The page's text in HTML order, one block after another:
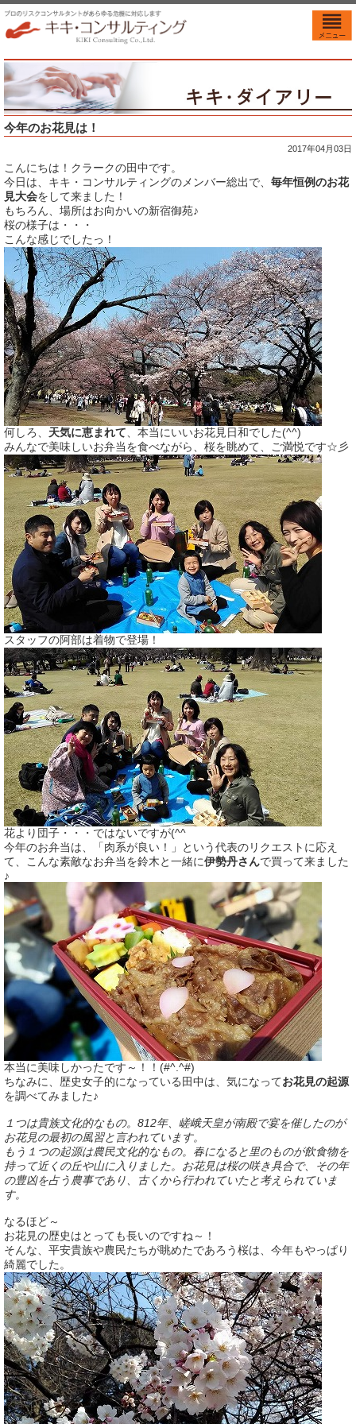
今年のお花見は！
2017年04月03日
こんにちは！クラークの田中です。
今日は、キキ・コンサルティングのメンバー総出で、 毎年恒例のお花
見大会をして来ました！
もちろん、場所はお向かいの新宿御苑♪
桜の様子は・・・
こんな感じでしたっ！
何しろ、 天気に恵まれて 、本当にいいお花見日和でした(^^)
みんなで美味しいお弁当を食べながら、桜を眺めて、ご満悦です☆彡
スタッフの阿部は着物で登場！
花より団子・・・ではないですが(^^ゞ
今年のお弁当は、「肉系が良い！」という代表のリクエストに応え
て、こんな素敵なお弁当を鈴木と一緒に伊勢丹さんで買って来ました
♪
本当に美味しかったです～！！(#^.^#)
ちなみに、歴史女子的になっている田中は、気になってお花見の起源
を調べてみました♪
１つは貴族文化的なもの。812年、嵯峨天皇が南殿で宴を催したのが
お花見の最初の風習と言われています。
もう１つの起源は農民文化的なもの。春になると里のものが飲食物を
持って近くの丘や山に入りました。お花見は桜の咲き具合で、その年
の豊凶を占う農事であり、古くから行われていたと考えられていま
す。
なるほど～
お花見の歴史はとっても長いのですね～！
そんな、平安貴族や農民たちが眺めたであろう桜は、今年もやっぱり
綺麗でした。